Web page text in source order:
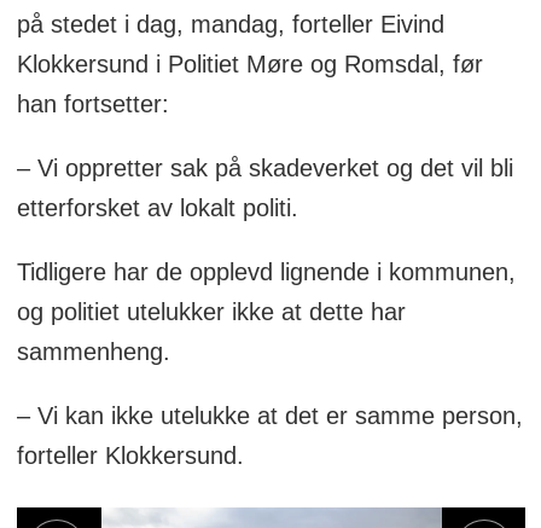
på stedet i dag, mandag, forteller Eivind
Klokkersund i Politiet Møre og Romsdal, før
han fortsetter:
– Vi oppretter sak på skadeverket og det vil bli
etterforsket av lokalt politi.
Tidligere har de opplevd lignende i kommunen,
og politiet utelukker ikke at dette har
sammenheng.
– Vi kan ikke utelukke at det er samme person,
forteller Klokkersund.